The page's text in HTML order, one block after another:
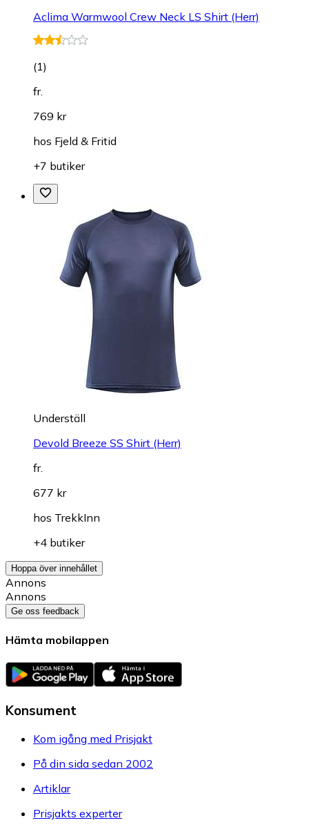
Aclima Warmwool Crew Neck LS Shirt (Herr)
(1)
fr.
769 kr
hos Fjeld & Fritid
+7 butiker
Underställ
Devold Breeze SS Shirt (Herr)
fr.
677 kr
hos TrekkInn
+4 butiker
Hoppa över innehållet
Annons
Annons
Ge oss feedback
Hämta mobilappen
Konsument
Kom igång med Prisjakt
På din sida sedan 2002
Artiklar
Prisjakts experter